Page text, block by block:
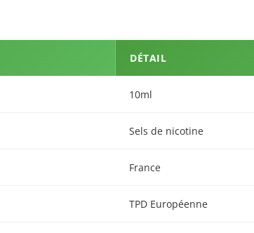
DÉTAIL
10ml
Sels de nicotine
France
TPD Européenne